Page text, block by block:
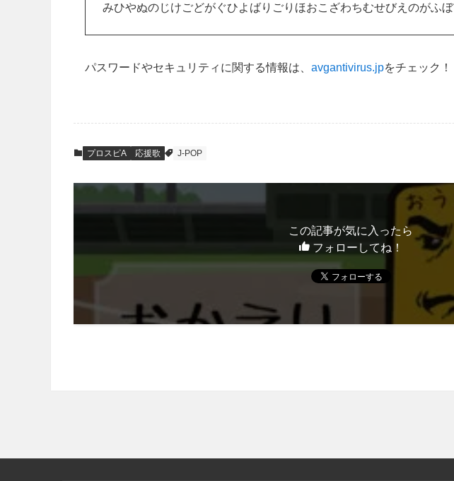
みひやぬのじけごどがぐひよばりごりほおこざわちむせびえのがふぼ
パスワードやセキュリティに関する情報は、 avgantivirus.jpをチェック！
プロスピA 応援歌 J-POP
この記事が気に入ったら
フォローしてね！